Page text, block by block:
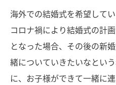
海外での結婚式を希望して
コロナ禍により結婚式の計
となった場合、その後の新
緒についていきたいなとい
に、お子様ができて一緒に